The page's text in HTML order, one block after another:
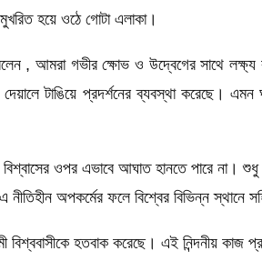
হয়ে ওঠে গোটা এলাকা।
, আমরা গভীর ক্ষোভ ও উদ্বেগের সাথে
দেয়ালে টাঙিয়ে প্রদর্শনের ব্যবস্থা
ওপর এভাবে আঘাত হানতে পারে না।
অপকর্মের ফলে বিশ্বের বিভিন্ন স্থানে
বিশ্ববাসীকে হতবাক করেছে। এই নিন্দনীয় কাজ